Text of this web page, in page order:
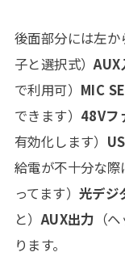
後面部分には左か
子と選択式）AUX
で利用可） MIC
できます） 48Vフ
有効化します）
給電が不十分な
ってます） 光デジ
と）AUX出力 （
ります。